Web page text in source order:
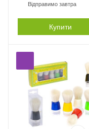
Відправимо завтра
Купити